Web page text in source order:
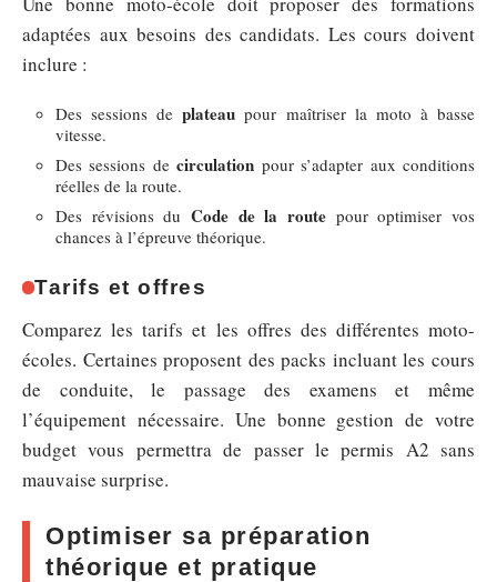
adaptées aux besoins des candidats. Les cours doivent
inclure :
Des sessions deplateau pour maîtriser la moto à basse
vitesse.
Des sessions decirculation pour s’adapter aux conditions
réelles de la route.
Des révisions du Code de la route pour optimiser vos
chances à l’épreuve théorique.
Tarifs et offres
Comparez les tarifs et les offres des différentes moto-
écoles. Certaines proposent des packs incluant les cours
de conduite, le passage des examens et même
l’équipement nécessaire. Une bonne gestion de votre
budget vous permettra de passer le permis A2 sans
mauvaise surprise.
Optimiser sa préparation
théorique et pratique